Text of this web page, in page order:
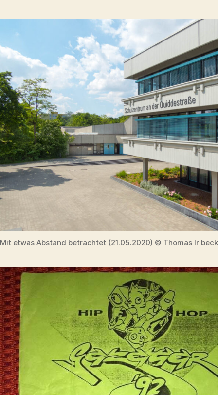
Mit etwas Abstand betrachtet (21.05.2020) © Thomas Irlbeck